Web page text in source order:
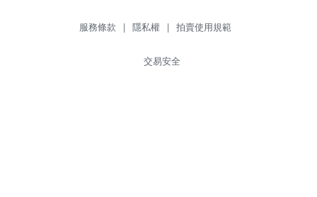
服務條款 | 隱私權 | 拍賣使用規範
交易安全